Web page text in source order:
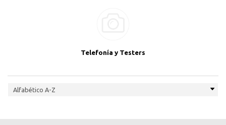
Telefonía y Testers